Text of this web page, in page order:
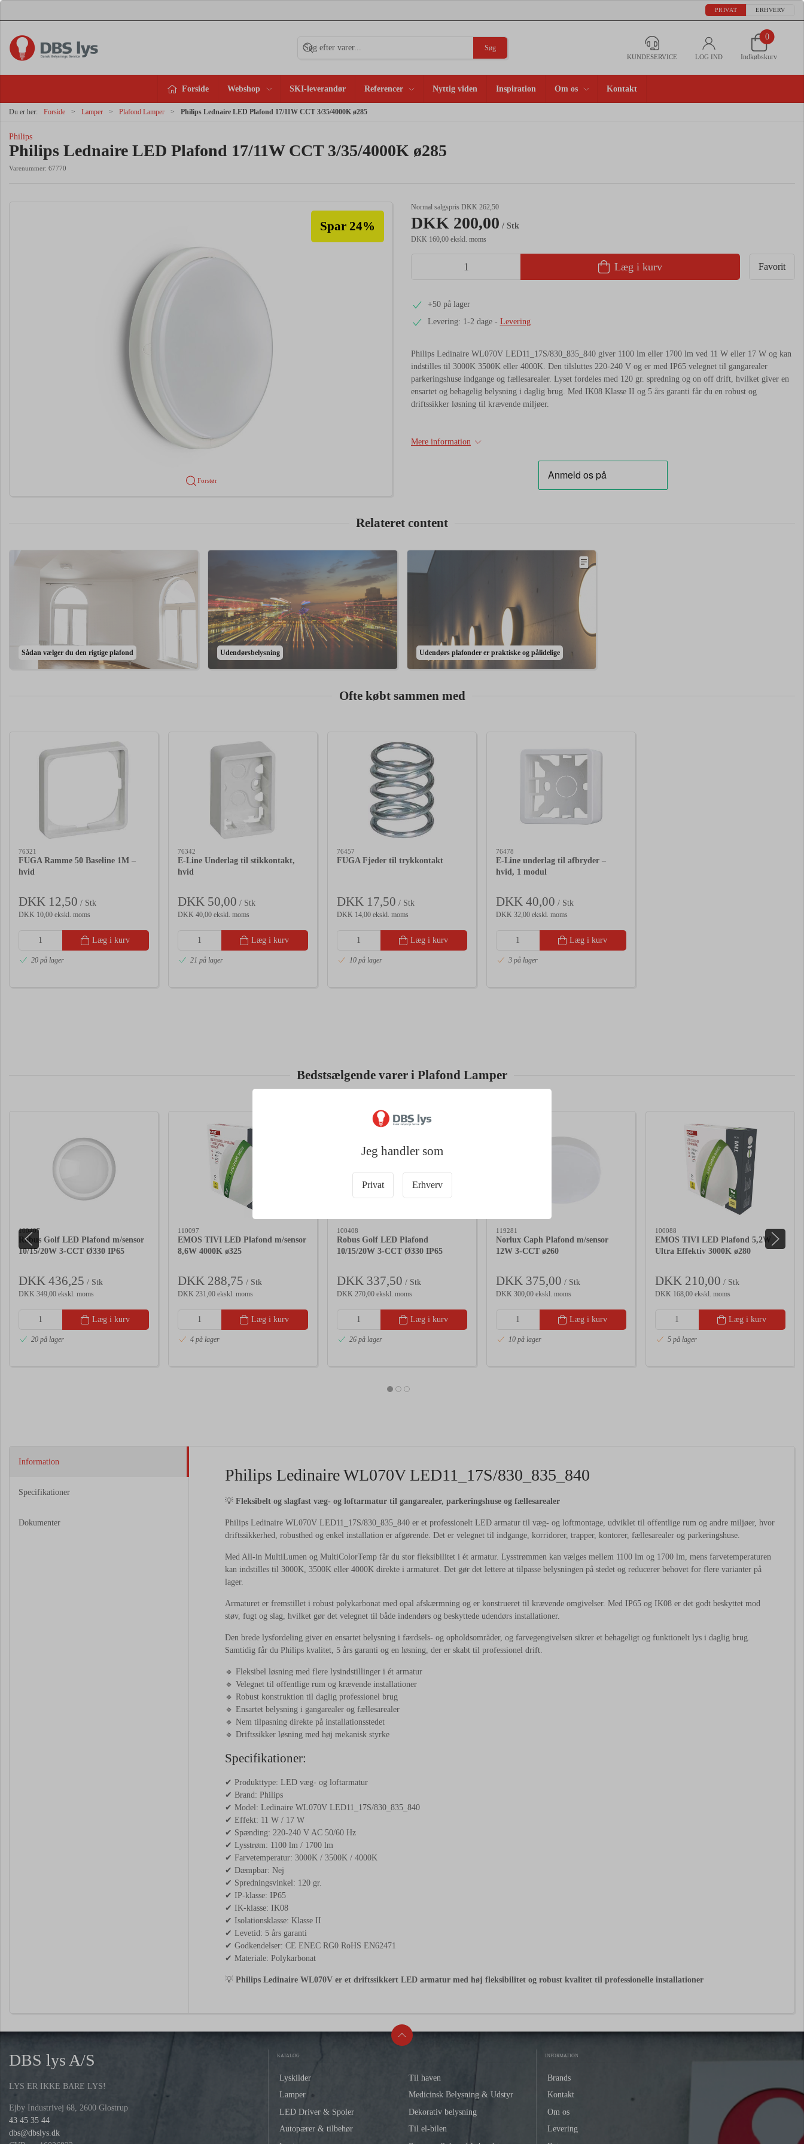
PRIVAT ERHVERV
Søg
KUNDESERVICE LOG IND
0
Indkøbskurv
Forside Webshop SKI-leverandør Referencer Nyttig viden Inspiration Om os Kontakt
Du er her: Forside Lamper Plafond Lamper Philips Lednaire LED Plafond 17/11W CCT 3/35/4000K ø285
Jeg handler som
Privat Erhverv
Philips
Philips Lednaire LED Plafond 17/11W CCT 3/35/4000K ø285
Varenummer: 67770
Forstør
Spar 24%
Normal salgspris DKK 262,50
DKK 200,00 / Stk
DKK 160,00 ekskl. moms
Læg i kurv Favorit
+50 på lager
Levering: 1-2 dage- Levering
Philips Ledinaire WL070V LED11_17S/830_835_840 giver 1100 lm eller 1700 lm ved 11 W eller 17 W og kan
indstilles til 3000K 3500K eller 4000K. Den tilsluttes 220-240 V og er med IP65 velegnet til gangarealer
parkeringshuse indgange og fællesarealer. Lyset fordeles med 120 gr. spredning og on off drift, hvilket giver en
ensartet og behagelig belysning i daglig brug. Med IK08 Klasse II og 5 års garanti får du en robust og
driftssikker løsning til krævende miljøer.
Mere information
Relateret content
Sådan vælger du den rigtige plafond Udendørsbelysning Udendørs plafonder er praktiske og pålidelige
Ofte købt sammen med
76321
FUGA Ramme 50 Baseline 1M –
hvid
DKK 12,50 / Stk
DKK 10,00 ekskl. moms
Læg i kurv
20 på lager
76342
E-Line Underlag til stikkontakt,
hvid
DKK 50,00 / Stk
DKK 40,00 ekskl. moms
Læg i kurv
21 på lager
76457
FUGA Fjeder til trykkontakt
DKK 17,50 / Stk
DKK 14,00 ekskl. moms
Læg i kurv
10 på lager
76478
E-Line underlag til afbryder –
hvid, 1 modul
DKK 40,00 / Stk
DKK 32,00 ekskl. moms
Læg i kurv
3 på lager
Bedstsælgende varer i Plafond Lamper
100407
Robus Golf LED Plafond m/sensor
10/15/20W 3-CCT Ø330 IP65
DKK 436,25 / Stk
DKK 349,00 ekskl. moms
Læg i kurv
20 på lager
110097
EMOS TIVI LED Plafond m/sensor
8,6W 4000K ø325
DKK 288,75 / Stk
DKK 231,00 ekskl. moms
Læg i kurv
4 på lager
100408
Robus Golf LED Plafond
10/15/20W 3-CCT Ø330 IP65
DKK 337,50 / Stk
DKK 270,00 ekskl. moms
Læg i kurv
26 på lager
119281
Norlux Caph Plafond m/sensor
12W 3-CCT ø260
DKK 375,00 / Stk
DKK 300,00 ekskl. moms
Læg i kurv
10 på lager
100088
EMOS TIVI LED Plafond 5,2W
Ultra Effektiv 3000K ø280
DKK 210,00 / Stk
DKK 168,00 ekskl. moms
Læg i kurv
5 på lager
Information
Specifikationer
Dokumenter
Philips Ledinaire WL070V LED11_17S/830_835_840
💡 Fleksibelt og slagfast væg- og loftarmatur til gangarealer, parkeringshuse og fællesarealer
Philips Ledinaire WL070V LED11_17S/830_835_840 er et professionelt LED armatur til væg- og loftmontage, udviklet til offentlige rum og andre miljøer, hvor
driftssikkerhed, robusthed og enkel installation er afgørende. Det er velegnet til indgange, korridorer, trapper, kontorer, fællesarealer og parkeringshuse.
Med All-in MultiLumen og MultiColorTemp får du stor fleksibilitet i ét armatur. Lysstrømmen kan vælges mellem 1100 lm og 1700 lm, mens farvetemperaturen
kan indstilles til 3000K, 3500K eller 4000K direkte i armaturet. Det gør det lettere at tilpasse belysningen på stedet og reducerer behovet for flere varianter på
lager.
Armaturet er fremstillet i robust polykarbonat med opal afskærmning og er konstrueret til krævende omgivelser. Med IP65 og IK08 er det godt beskyttet mod
støv, fugt og slag, hvilket gør det velegnet til både indendørs og beskyttede udendørs installationer.
Den brede lysfordeling giver en ensartet belysning i færdsels- og opholdsområder, og farvegengivelsen sikrer et behageligt og funktionelt lys i daglig brug.
Samtidig får du Philips kvalitet, 5 års garanti og en løsning, der er skabt til professionel drift.
🔹 Fleksibel løsning med flere lysindstillinger i ét armatur
🔹 Velegnet til offentlige rum og krævende installationer
🔹 Robust konstruktion til daglig professionel brug
🔹 Ensartet belysning i gangarealer og fællesarealer
🔹 Nem tilpasning direkte på installationsstedet
🔹 Driftssikker løsning med høj mekanisk styrke
Specifikationer:
✔ Produkttype: LED væg- og loftarmatur
✔ Brand: Philips
✔ Model: Ledinaire WL070V LED11_17S/830_835_840
✔ Effekt: 11 W / 17 W
✔ Spænding: 220-240 V AC 50/60 Hz
✔ Lysstrøm: 1100 lm / 1700 lm
✔ Farvetemperatur: 3000K / 3500K / 4000K
✔ Dæmpbar: Nej
✔ Spredningsvinkel: 120 gr.
✔ IP-klasse: IP65
✔ IK-klasse: IK08
✔ Isolationsklasse: Klasse II
✔ Levetid: 5 års garanti
✔ Godkendelser: CE ENEC RG0 RoHS EN62471
✔ Materiale: Polykarbonat
💡 Philips Ledinaire WL070V er et driftssikkert LED armatur med høj fleksibilitet og robust kvalitet til professionelle installationer
DBS lys A/S
LYS ER IKKE BARE LYS!
Ejby Industrivej 68, 2600 Glostrup
43 45 35 44
dbs@dbslys.dk
KATALOG
Lyskilder
Lamper
LED Driver & Spoler
Autopærer & tilbehør
Til haven
Medicinsk Belysning & Udstyr
Dekorativ belysning
Til el-bilen
INFORMATION
Brands
Kontakt
Om os
Levering